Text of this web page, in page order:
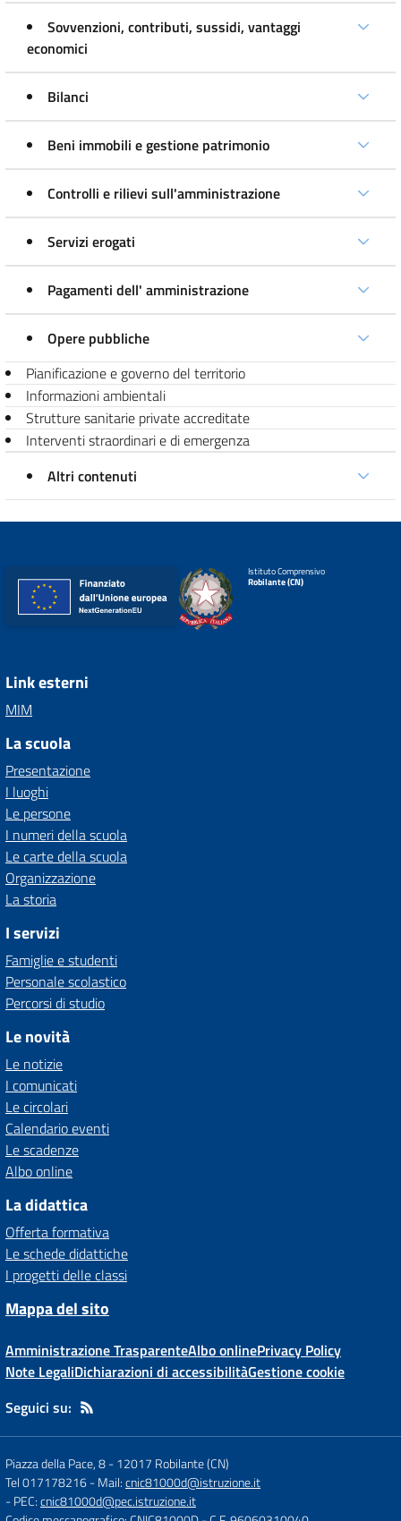
Sovvenzioni, contributi, sussidi, vantaggi
economici
Bilanci
Beni immobili e gestione patrimonio
Controlli e rilievi sull'amministrazione
Servizi erogati
Pagamenti dell' amministrazione
Opere pubbliche
Pianificazione e governo del territorio
Informazioni ambientali
Strutture sanitarie private accreditate
Interventi straordinari e di emergenza
Altri contenuti
Istituto Comprensivo
Robilante (CN)
Link esterni
MIM
La scuola
Presentazione
I luoghi
Le persone
I numeri della scuola
Le carte della scuola
Organizzazione
La storia
I servizi
Famiglie e studenti
Personale scolastico
Percorsi di studio
Le novità
Le notizie
I comunicati
Le circolari
Calendario eventi
Le scadenze
Albo online
La didattica
Offerta formativa
Le schede didattiche
I progetti delle classi
Mappa del sito
Amministrazione TrasparenteAlbo onlinePrivacy Policy
Note LegaliDichiarazioni di accessibilitàGestione cookie
Seguici su:
Piazza della Pace, 8-12017 Robilante (CN)
Tel 017178216- Mail:cnic81000d@istruzione.it
- PEC:cnic81000d@pec.istruzione.it